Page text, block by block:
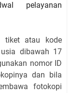
pelayanan
tiket atau kode
dibawah 17
nomor ID
dan bila
fotokopi